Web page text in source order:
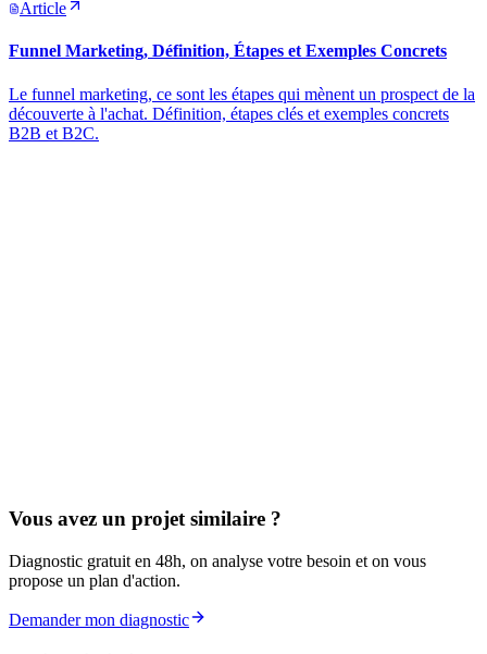
Article
Funnel Marketing, Définition, Étapes et Exemples Concrets
Le funnel marketing, ce sont les étapes qui mènent un prospect de la
découverte à l'achat. Définition, étapes clés et exemples concrets
B2B et B2C.
Vous avez un projet similaire ?
Diagnostic gratuit en 48h, on analyse votre besoin et on vous
propose un plan d'action.
Demander mon diagnostic